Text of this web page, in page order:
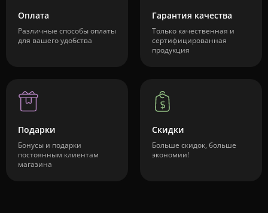
Оплата
Различные способы оплаты
для вашего удобства
Гарантия качества
Только качественная и
сертифицированная
продукция
Подарки
Бонусы и подарки
постоянным клиентам
магазина
Скидки
Больше скидок, больше
экономии!